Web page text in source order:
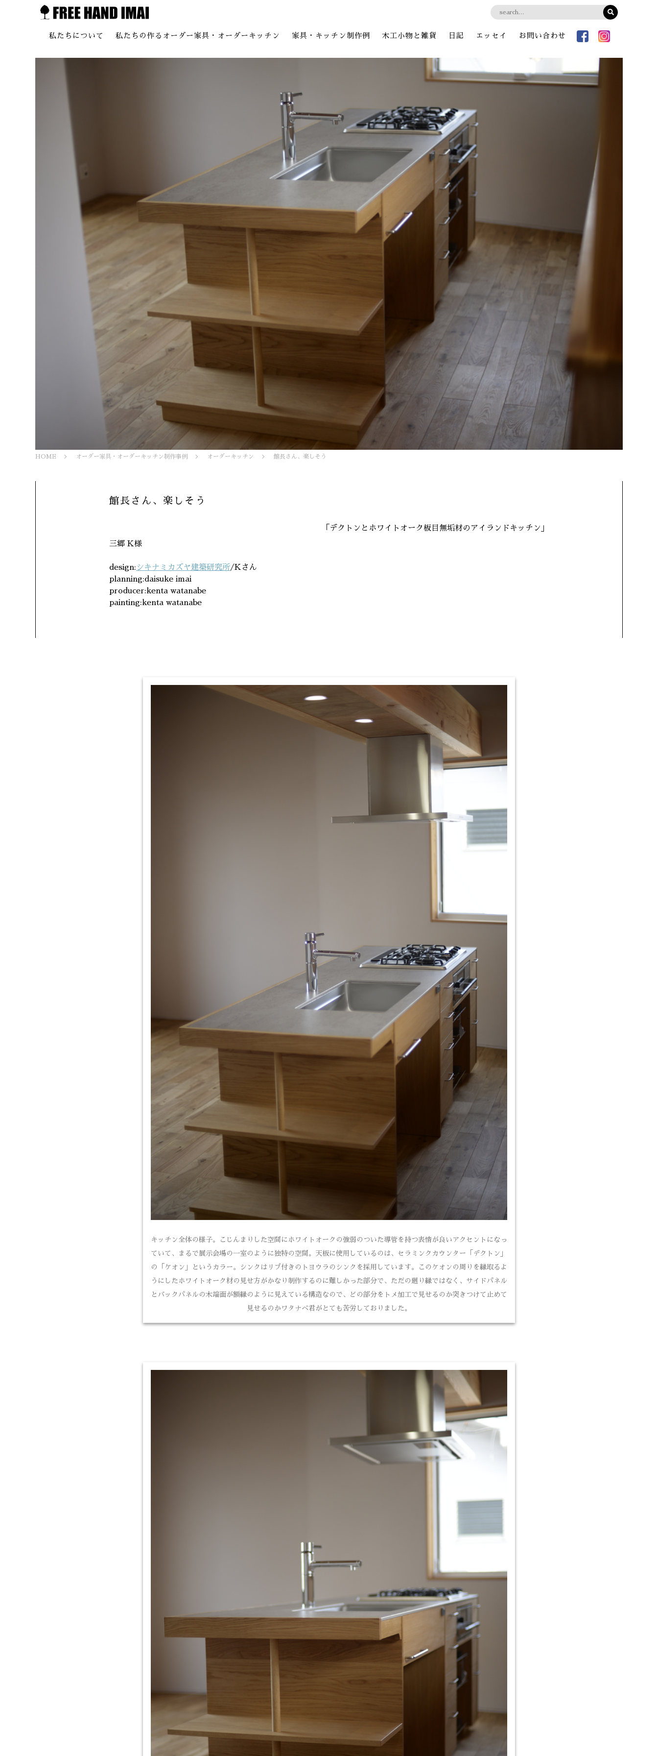
私たちについて 私たちの作るオーダー家具・オーダーキッチン 家具・キッチン制作例 木工小物と雑貨 日記 エッセイ お問い合わせ
HOME オーダー家具・オーダーキッチン制作事例 オーダーキッチン 館長さん、楽しそう
館長さん、楽しそう
「デクトンとホワイトオーク板目無垢材のアイランドキッチン」
三郷 K様
design:シキナミカズヤ建築研究所/Kさん
planning:daisuke imai
producer:kenta watanabe
painting:kenta watanabe
キッチン全体の様子。こじんまりした空間にホワイトオークの強弱のついた導管を持つ表情が良いアクセントになっ
ていて、まるで展示会場の一室のように独特の空間。天板に使用しているのは、セラミンクカウンター「デクトン」
の「ケオン」というカラー。シンクはリブ付きのトヨウラのシンクを採用しています。このケオンの周りを縁取るよ
うにしたホワイトオーク材の見せ方がかなり制作するのに難しかった部分で、ただの廻り縁ではなく、サイドパネル
とバックパネルの木端面が額縁のように見えている構造なので、どの部分をトメ加工で見せるのか突きつけて止めて
見せるのかワタナベ君がとても苦労しておりました。